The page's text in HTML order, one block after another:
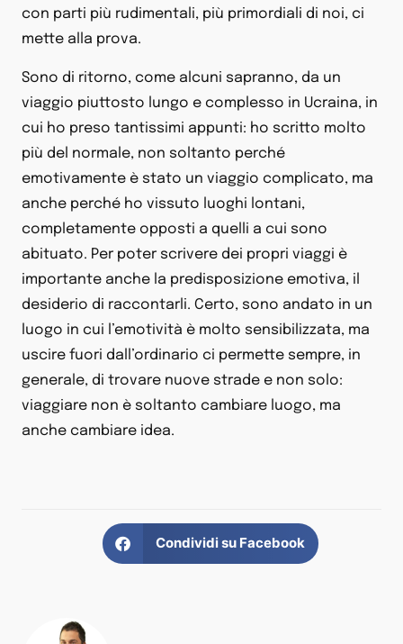
con parti più rudimentali, più primordiali di noi, ci
mette alla prova.
Sono di ritorno, come alcuni sapranno, da un
viaggio piuttosto lungo e complesso in Ucraina, in
cui ho preso tantissimi appunti: ho scritto molto
più del normale, non soltanto perché
emotivamente è stato un viaggio complicato, ma
anche perché ho vissuto luoghi lontani,
completamente opposti a quelli a cui sono
abituato. Per poter scrivere dei propri viaggi è
importante anche la predisposizione emotiva, il
desiderio di raccontarli. Certo, sono andato in un
luogo in cui l’emotività è molto sensibilizzata, ma
uscire fuori dall’ordinario ci permette sempre, in
generale, di trovare nuove strade e non solo:
viaggiare non è soltanto cambiare luogo, ma
anche cambiare idea.
Condividi su Facebook